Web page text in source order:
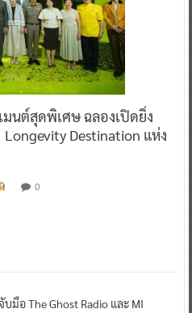
นต์สุดพิเศษ ฉลองเปิดยิ่ง
Destination แห่ง
0
บมือ The Ghost Radio และ MI